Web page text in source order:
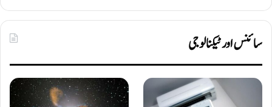
سائنس اور ٹیکنالوجی